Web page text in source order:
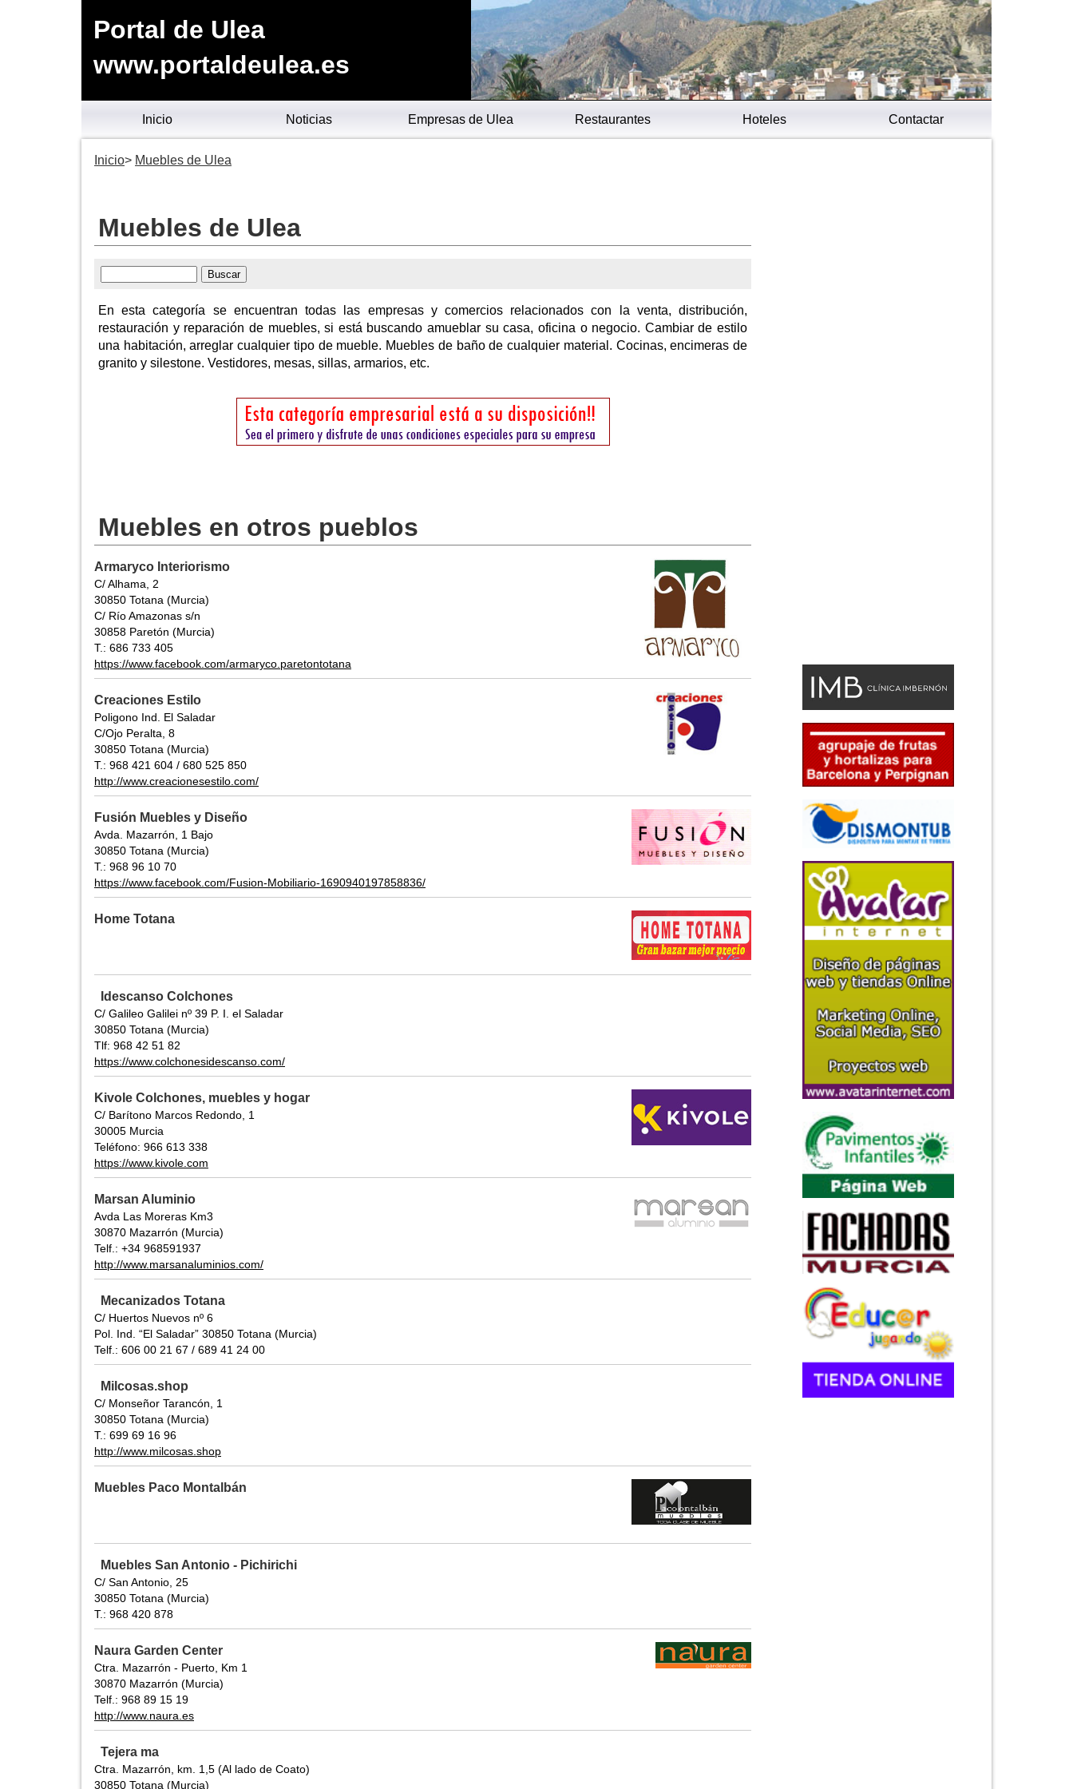
Portal de Ulea
www.portaldeulea.es
Inicio Noticias Empresas de Ulea Restaurantes Hoteles Contactar
Inicio Muebles de Ulea
Muebles de Ulea
En esta categoría se encuentran todas las empresas y comercios relacionados con la venta, distribución,
restauración y reparación de muebles, si está buscando amueblar su casa, oficina o negocio. Cambiar de estilo
una habitación, arreglar cualquier tipo de mueble. Muebles de baño de cualquier material. Cocinas, encimeras de
granito y silestone. Vestidores, mesas, sillas, armarios, etc.
Muebles en otros pueblos
Armaryco Interiorismo
C/ Alhama, 2
30850 Totana (Murcia)
C/ Río Amazonas s/n
30858 Paretón (Murcia)
T.: 686 733 405
https://www.facebook.com/armaryco.paretontotana
Creaciones Estilo
Poligono Ind. El Saladar
C/Ojo Peralta, 8
30850 Totana (Murcia)
T.: 968 421 604 / 680 525 850
http://www.creacionesestilo.com/
Fusión Muebles y Diseño
Avda. Mazarrón, 1 Bajo
30850 Totana (Murcia)
T.: 968 96 10 70
https://www.facebook.com/Fusion-Mobiliario-1690940197858836/
Home Totana
Idescanso Colchones
C/ Galileo Galilei nº 39 P. I. el Saladar
30850 Totana (Murcia)
Tlf: 968 42 51 82
https://www.colchonesidescanso.com/
Kivole Colchones, muebles y hogar
C/ Barítono Marcos Redondo, 1
30005 Murcia
Teléfono: 966 613 338
https://www.kivole.com
Marsan Aluminio
Avda Las Moreras Km3
30870 Mazarrón (Murcia)
Telf.: +34 968591937
http://www.marsanaluminios.com/
Mecanizados Totana
C/ Huertos Nuevos nº 6
Pol. Ind. “El Saladar” 30850 Totana (Murcia)
Telf.: 606 00 21 67 / 689 41 24 00
Milcosas.shop
C/ Monseñor Tarancón, 1
30850 Totana (Murcia)
T.: 699 69 16 96
http://www.milcosas.shop
Muebles Paco Montalbán
Muebles San Antonio - Pichirichi
C/ San Antonio, 25
30850 Totana (Murcia)
T.: 968 420 878
Naura Garden Center
Ctra. Mazarrón - Puerto, Km 1
30870 Mazarrón (Murcia)
Telf.: 968 89 15 19
http://www.naura.es
Tejera ma
Ctra. Mazarrón, km. 1,5 (Al lado de Coato)
30850 Totana (Murcia)